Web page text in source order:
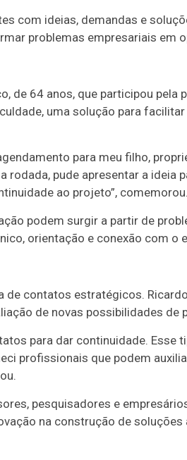
com ideias, demandas e
problemas empresariais em
de 64 anos, que participou pela
uma solução para
para meu filho,
pude apresentar a ideia
ao projeto”, comemorou.
podem surgir a partir de
orientação e conexão com o
de contatos estratégicos.
de novas possibilidades de
para dar continuidade. Esse
profissionais que podem
pesquisadores e
na construção de